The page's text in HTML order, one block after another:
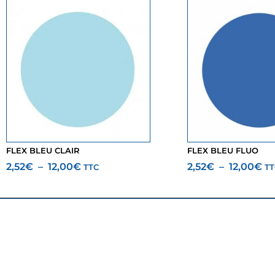
FLEX BLEU CLAIR
2,52€ – 12,00€ TTC
FLEX BLEU FLUO
2,52€ – 12,00€